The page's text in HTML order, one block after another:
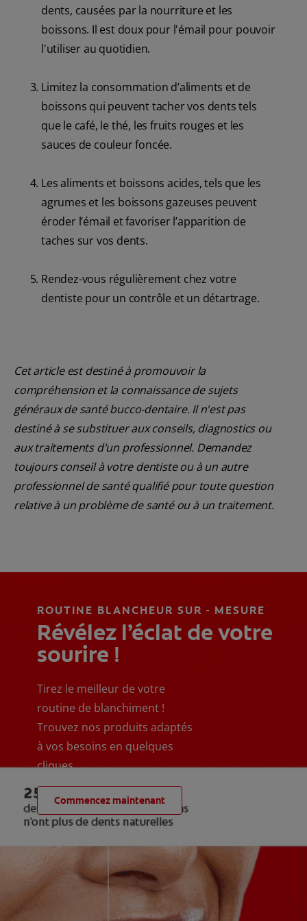
dents, causées par la nourriture et les
boissons. Il est doux pour l'émail pour pouvoir
l'utiliser au quotidien.
Limitez la consommation d’aliments et de
boissons qui peuvent tacher vos dents tels
que le café, le thé, les fruits rouges et les
sauces de couleur foncée.
Les aliments et boissons acides, tels que les
agrumes et les boissons gazeuses peuvent
éroder l’émail et favoriser l’apparition de
taches sur vos dents.
Rendez-vous régulièrement chez votre
dentiste pour un contrôle et un détartrage.
Cet article est destiné à promouvoir la
compréhension et la connaissance de sujets
généraux de santé bucco-dentaire. Il n'est pas
destiné à se substituer aux conseils, diagnostics ou
aux traitements d'un professionnel. Demandez
toujours conseil à votre dentiste ou à un autre
professionnel de santé qualifié pour toute question
relative à un problème de santé ou à un traitement.
ROUTINE BLANCHEUR SUR - MESURE
Révélez l’éclat de votre
sourire !
Tirez le meilleur de votre
routine de blanchiment !
Trouvez nos produits adaptés
à vos besoins en quelques
cliques
Commencez maintenant